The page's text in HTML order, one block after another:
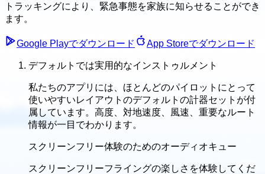
トラッキングにより、緊急事態を家族に知らせることができ
ます。
Google Playでダウンロード App Storeでダウンロード
デフォルトでは実用的なインストゥルメント
私たちのアプリには、ほとんどのパイロットにとって
使いやすいレイアウトのデフォルトの計器セットが付
属しています。高度、対地速度、風速、重要なルート
情報が一目でわかります。
スクリーンフリー体験のためのオーディオキュー
スクリーンフリーフライングの楽しさを体験してくだ